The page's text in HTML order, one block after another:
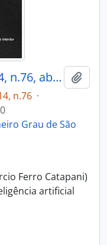
Justiça em Revista : Ano 14, n.76, abr. 2020
n.76 ·
Grau de São
Ferro Catapani)
artificial